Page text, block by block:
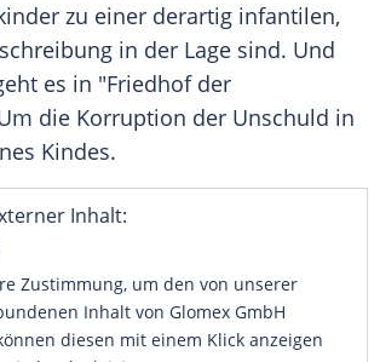
zu einer derartig infantilen,
in der Lage sind. Und
es in "Friedhofder
die Korruption der Unschuld in
Kindes.
Inhalt:
Zustimmung, um den von unserer
Inhalt von Glomex GmbH
diesen mit einem Klick anzeigen